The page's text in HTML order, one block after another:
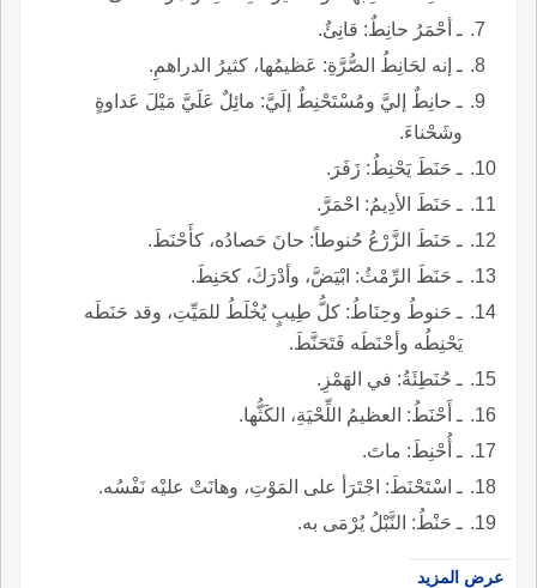
ـ أحْمَرُ حانِطٌ: قانِئٌ.
ـ إنه لحَانِطُ الصُّرَّةِ: عَظيمُها، كثيرُ الدراهمِ.
ـ حانِطٌ إليَّ ومُسْتَحْنِطٌ إلَيَّ: مائِلٌ عَلَيَّ مَيْلَ عَداوةٍ
وشَحْناءَ.
ـ حَنَطَ يَحْنِطُ: زَفَرَ.
ـ حَنَطَ الأدِيمُ: احْمَرَّ.
ـ حَنَطَ الزَّرْعُ حُنوطاً: حانَ حَصادُه، كأَحْنَطَ.
ـ حَنَطَ الرِّمْثُ: ابْيَضَّ، وأدْرَكَ، كحَنِطَ.
ـ حَنوطُ وحِنَاطُ: كلُّ طِيبٍ يُخْلَطُ للمَيِّتِ، وقد حَنَطَه
يَحْنِطُه وأحْنَطَه فَتَحَنَّطَ.
ـ حُنَطِئَةُ: في الهَمْزِ.
ـ أَحْنَطُ: العظيمُ اللِّحْيَةِ، الكَثُّها.
ـ أُحْنِطَ: ماتَ.
ـ اسْتَحْنَطَ: اجْتَرَأ على المَوْتِ، وهانَتْ عليْه نَفْسُه.
ـ حَنْطُ: النَّبْلُ يُرْمَى به.
عرض المزيد